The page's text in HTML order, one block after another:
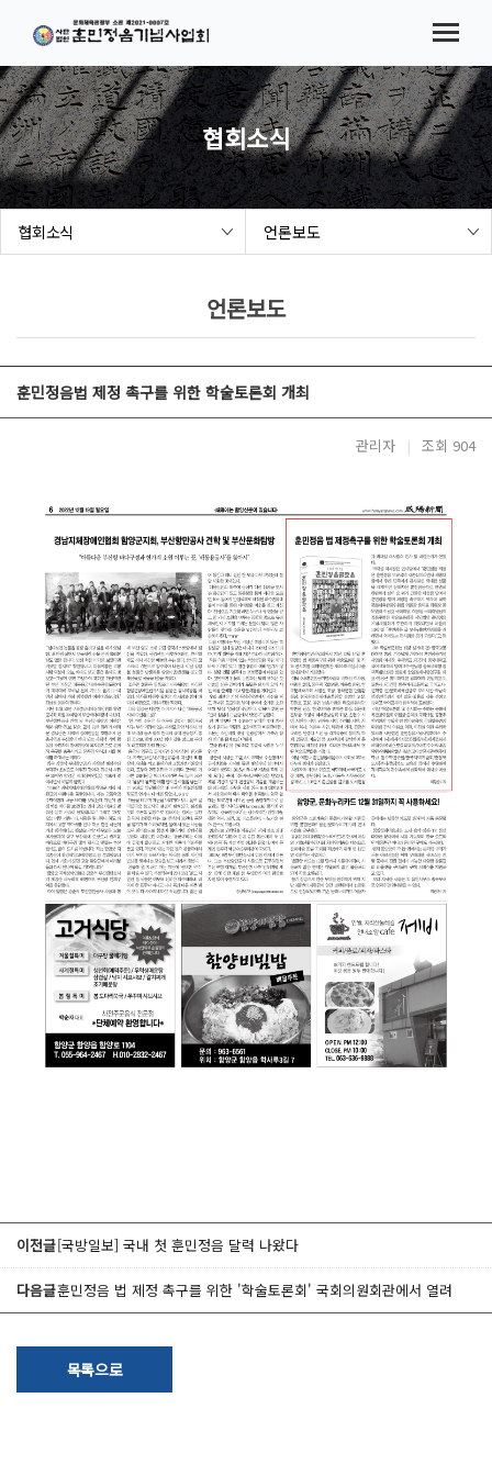
메뉴바로가기
본문바로가기
법인소개
협회소식
시험(대회) 요강
참가접수
결과발표
세종여민관
협회소식
협회소식 언론보도
언론보도
훈민정음법 제정 촉구를 위한 학술토론회 개최
관리자 | 조회 904
이전글[국방일보] 국내 첫 훈민정음 달력 나왔다
다음글훈민정음 법 제정 촉구를 위한 '학술토론회' 국회의원회관에서 열려
목록으로